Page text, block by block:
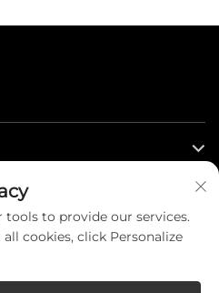
tools to provide our services.
cookies, click Personalize